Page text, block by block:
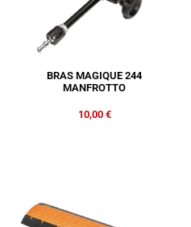
BRAS MAGIQUE 244
MANFROTTO
10,00 €